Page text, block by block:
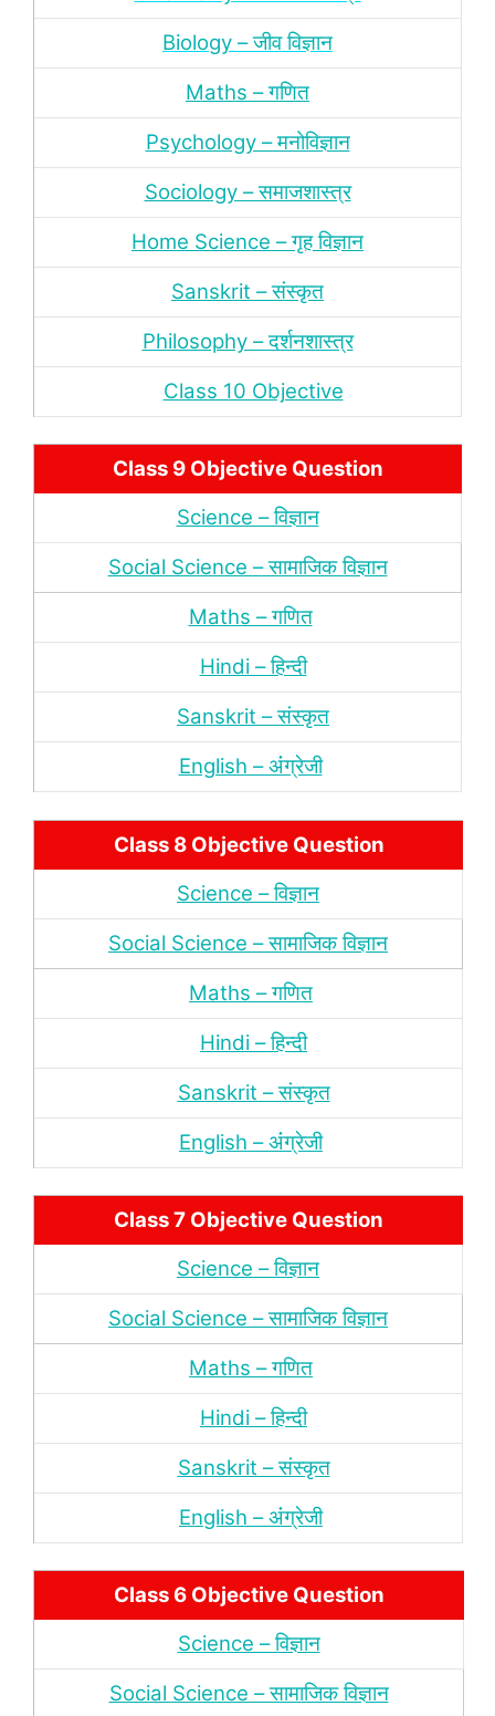
Biology – जीव विज्ञान
Maths – गणित
Psychology – मनोविज्ञान
Sociology – समाजशास्‍त्र
Home Science – गृह विज्ञान
Sanskrit – संस्‍कृत
Philosophy – दर्शनशास्‍त्र
Class 10 Objective
Class 9 Objective Question
Science – विज्ञान
Social Science – सामाजिक विज्ञान
Maths – गणित
Hindi – हिन्‍दी
Sanskrit – संस्‍कृत
English – अंंग्रेजी
Class 8 Objective Question
Science – विज्ञान
Social Science – सामाजिक विज्ञान
Maths – गणित
Hindi – हिन्‍दी
Sanskrit – संस्‍कृत
English – अंंग्रेजी
Class 7 Objective Question
Science – विज्ञान
Social Science – सामाजिक विज्ञान
Maths – गणित
Hindi – हिन्‍दी
Sanskrit – संस्‍कृत
English – अंंग्रेजी
Class 6 Objective Question
Science – विज्ञान
Social Science – सामाजिक विज्ञान